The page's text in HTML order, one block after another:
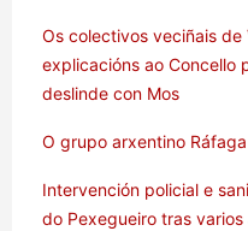
Os colectivos veciñais
explicacións ao Concello
deslinde con Mos
O grupo arxentino
Intervención policial e
do Pexegueiro tras varios